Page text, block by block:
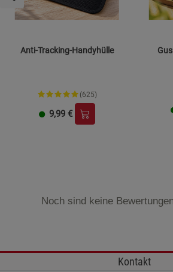
Anti-Tracking-Handyhülle
(625)
9,99 €
Noch sind keine
Kontakt